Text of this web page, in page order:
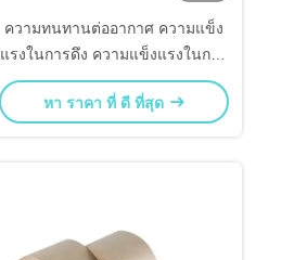
ความทนทานต่ออากาศ ความแข็ง
แรงในการดึง ความแข็งแรงในการ
ปิดเทป ความทนทานต่อ UV
หา ราคา ที่ ดี ที่สุด